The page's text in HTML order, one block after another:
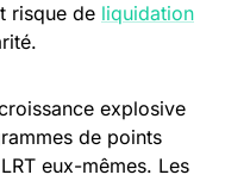
risque de liquidation
explosive
de points
eux-mêmes. Les